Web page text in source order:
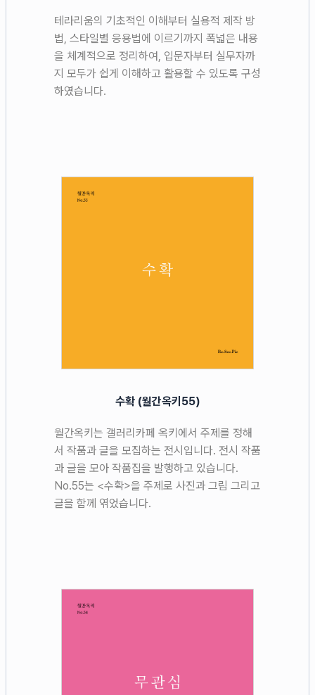
테라리움의 기초적인 이해부터 실용적 제작 방
법, 스타일별 응용법에 이르기까지 폭넓은 내용
을 체계적으로 정리하여, 입문자부터 실무자까
지 모두가 쉽게 이해하고 활용할 수 있도록 구성
하였습니다.
수확 (월간옥키55)
월간옥키는 갤러리카페 옥키에서 주제를 정해
서 작품과 글을 모집하는 전시입니다. 전시 작품
과 글을 모아 작품집을 발행하고 있습니다.
No.55는 <수확>을 주제로 사진과 그림 그리고
글을 함께 엮었습니다.